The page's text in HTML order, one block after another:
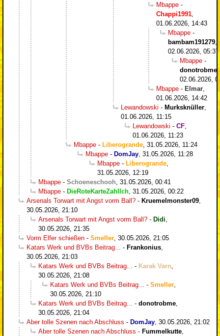
Mbappe -
Chappi1991
01.06.2026, 14:43
Mbappe -
bambam191279
02.06.2026, 05:37
Mbappe -
donotrobme
02.06.2026,
Mbappe - Elmar
01.06.2026, 14:42
Lewandowski - Murksknüller
01.06.2026, 11:15
Lewandowski - CF
01.06.2026, 11:23
Mbappe - Liberogrande 31.05.2026, 11:24
Mbappe - DomJay 31.05.2026, 11:28
Mbappe - Liberogrande
31.05.2026, 12:19
Mbappe - Schoeneschooh 31.05.2026, 00:41
Mbappe - DieRoteKarteZahlIch 31.05.2026, 00:22
Arsenals Torwart mit Angst vorm Ball? - Kruemelmonster09
30.05.2026, 21:10
Arsenals Torwart mit Angst vorm Ball? - Didi
30.05.2026, 21:35
Vorm Elfer schießen - Smeller 30.05.2026, 21:05
Katars Werk und BVBs Beitrag...
- Frankonius
30.05.2026, 21:03
Katars Werk und BVBs Beitrag...
- Karak Varn
30.05.2026, 21:08
Katars Werk und BVBs Beitrag...
- Smeller
30.05.2026, 21:10
Katars Werk und BVBs Beitrag...
- donotrobme
30.05.2026, 21:04
Aber tolle Szenen nach Abschluss - DomJay 30.05.2026, 21:02
Aber tolle Szenen nach Abschluss - Fummelkutte